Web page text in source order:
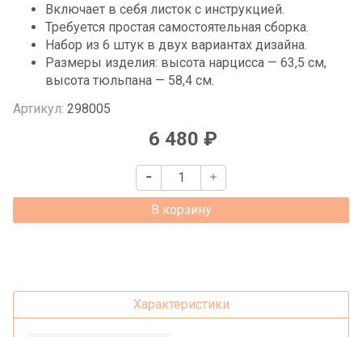
Включает в себя листок с инструкцией.
Требуется простая самостоятельная сборка.
Набор из 6 штук в двух вариантах дизайна.
Размеры изделия: высота нарцисса — 63,5 см,
высота тюльпана — 58,4 см.
Артикул: 298005
6 480 ₽
В корзину
Характеристики